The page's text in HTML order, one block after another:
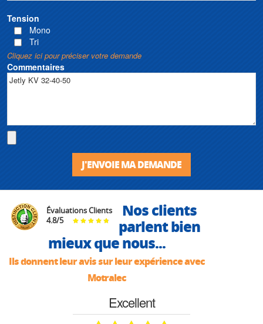
Tension
Mono
Tri
Cliquez ici pour préciser votre demande
Commentaires
J'ENVOIE MA DEMANDE
Évaluations Clients
4.8/5
Nos clients
parlent bien
mieux que nous...
Ils donnent leur avis sur leur expérience avec
Motralec
Excellent